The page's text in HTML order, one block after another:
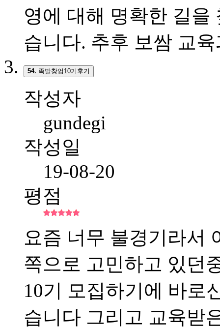
영에 대해 명확한 길을
습니다. 추후 보쌈 교
54. 족발창업10기후기
작성자
gundegi
작성일
19-08-20
평점
요즘 너무 불경기라서
쪽으로 고민하고 있던
10기 모집하기에 바로
습니다 그리고 교육받